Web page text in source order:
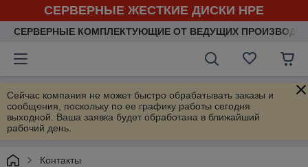
СЕРВЕРНЫЕ ЖЕСТКИЕ ДИСКИ HPE
СЕРВЕРНЫЕ КОМПЛЕКТУЮЩИЕ ОТ ВЕДУЩИХ
Сейчас компания не может быстро обрабатывать заказы и
сообщения, поскольку по ее графику работы сегодня
выходной. Ваша заявка будет обработана в ближайший
рабочий день.
Контакты